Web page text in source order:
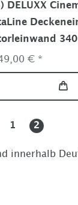
DELUXX
€ *
1 2
innerhalb